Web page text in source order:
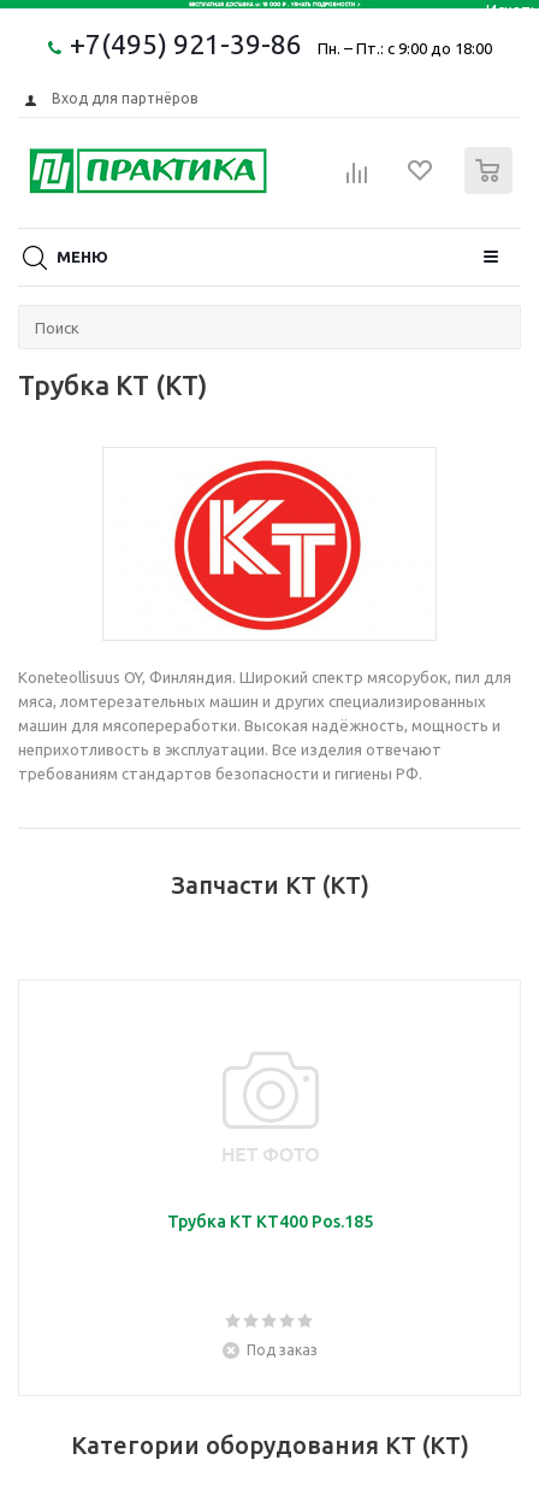
+7(495) 921-39-86 Пн. – Пт.: с 9:00 до 18:00
Вход для партнёров
МЕНЮ
Трубка KT (КТ)
Koneteollisuus OY, Финляндия. Широкий спектр мясорубок, пил для
мяса, ломтерезательных машин и других специализированных
машин для мясопереработки. Высокая надёжность, мощность и
неприхотливость в эксплуатации. Все изделия отвечают
требованиям стандартов безопасности и гигиены РФ.
Запчасти KT (КТ)
Трубка KT KT400 Pos.185
Под заказ
Категории оборудования KT (КТ)